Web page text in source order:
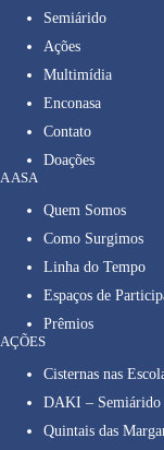
Semiárido
Ações
Multimídia
Enconasa
Contato
Doações
A ASA
Quem Somos
Como Surgimos
Linha do Tempo
Espaços de
Prêmios
AÇÕES
Cisternas nas
DAKI –
Quintais das